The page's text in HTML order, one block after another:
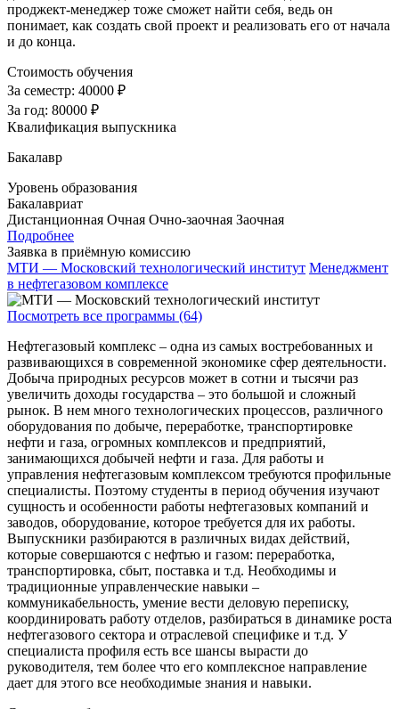
проджект-менеджер тоже сможет найти себя, ведь он
понимает, как создать свой проект и реализовать его от начала
и до конца.
Стоимость обучения
За семестр: 40000 ₽
За год: 80000 ₽
Квалификация выпускника
Бакалавр
Уровень образования
Бакалавриат
Дистанционная Очная Очно-заочная Заочная
Подробнее
Заявка в приёмную комиссию
МТИ — Московский технологический институт Менеджмент
в нефтегазовом комплексе
Посмотреть все программы (64)
Нефтегазовый комплекс – одна из самых востребованных и
развивающихся в современной экономике сфер деятельности.
Добыча природных ресурсов может в сотни и тысячи раз
увеличить доходы государства – это большой и сложный
рынок. В нем много технологических процессов, различного
оборудования по добыче, переработке, транспортировке
нефти и газа, огромных комплексов и предприятий,
занимающихся добычей нефти и газа. Для работы и
управления нефтегазовым комплексом требуются профильные
специалисты. Поэтому студенты в период обучения изучают
сущность и особенности работы нефтегазовых компаний и
заводов, оборудование, которое требуется для их работы.
Выпускники разбираются в различных видах действий,
которые совершаются с нефтью и газом: переработка,
транспортировка, сбыт, поставка и т.д. Необходимы и
традиционные управленческие навыки –
коммуникабельность, умение вести деловую переписку,
координировать работу отделов, разбираться в динамике роста
нефтегазового сектора и отраслевой специфике и т.д. У
специалиста профиля есть все шансы вырасти до
руководителя, тем более что его комплексное направление
дает для этого все необходимые знания и навыки.